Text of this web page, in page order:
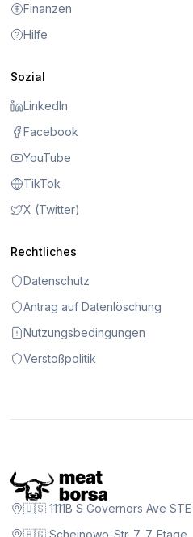
Finanzen
Hilfe
Sozial
LinkedIn
Facebook
YouTube
TikTok
X (Twitter)
Rechtliches
Datenschutz
Antrag auf Datenlöschung
Nutzungsbedingungen
Verstoßpolitik
🇺🇸 1111B S Governors Ave
🇧🇬 Scheinowo-Str. 7, 7. Etage,